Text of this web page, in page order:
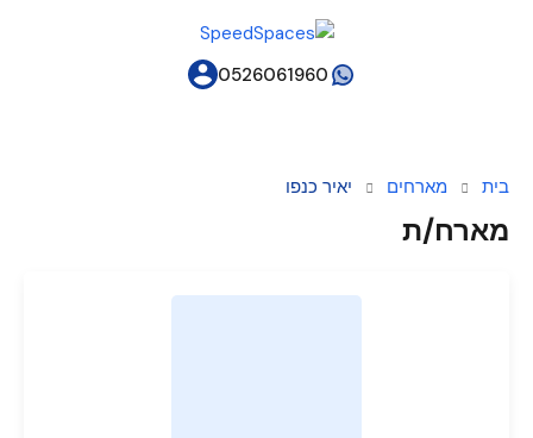
0526061960
בית מארחים יאיר כנפו
מארח/ת